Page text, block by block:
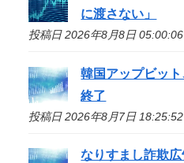
に渡さない」
投稿日 2026年8月8日
韓国アップビッ
終了
投稿日 2026年8月7日
なりすまし詐欺